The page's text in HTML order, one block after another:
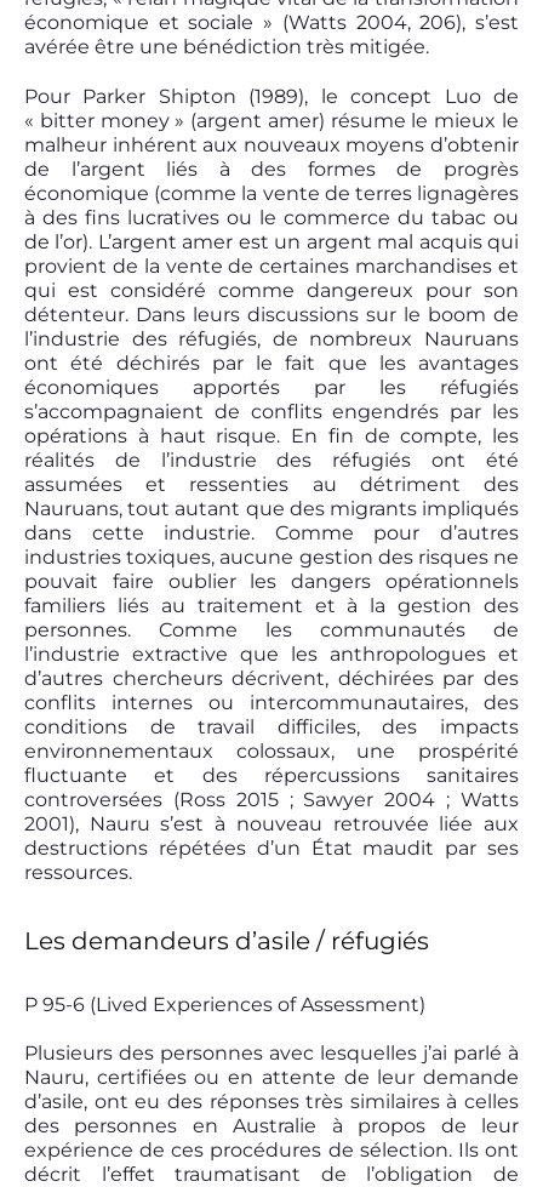
économique et sociale » (Watts 2004, 206), s’est
avérée être une bénédiction très mitigée.
Pour Parker Shipton (1989), le concept Luo de
« bitter money » (argent amer) résume le mieux le
malheur inhérent aux nouveaux moyens d’obtenir
de l’argent liés à des formes de progrès
économique (comme la vente de terres lignagères
à des fins lucratives ou le commerce du tabac ou
de l’or). L’argent amer est un argent mal acquis qui
provient de la vente de certaines marchandises et
qui est considéré comme dangereux pour son
détenteur. Dans leurs discussions sur le boom de
l’industrie des réfugiés, de nombreux Nauruans
ont été déchirés par le fait que les avantages
économiques apportés par les réfugiés
s’accompagnaient de conflits engendrés par les
opérations à haut risque. En fin de compte, les
réalités de l’industrie des réfugiés ont été
assumées et ressenties au détriment des
Nauruans, tout autant que des migrants impliqués
dans cette industrie. Comme pour d’autres
industries toxiques, aucune gestion des risques ne
pouvait faire oublier les dangers opérationnels
familiers liés au traitement et à la gestion des
personnes. Comme les communautés de
l’industrie extractive que les anthropologues et
d’autres chercheurs décrivent, déchirées par des
conflits internes ou intercommunautaires, des
conditions de travail difficiles, des impacts
environnementaux colossaux, une prospérité
fluctuante et des répercussions sanitaires
controversées (Ross 2015 ; Sawyer 2004 ; Watts
2001), Nauru s’est à nouveau retrouvée liée aux
destructions répétées d’un État maudit par ses
ressources.
Les demandeurs d’asile / réfugiés
P 95-6 (Lived Experiences of Assessment)
Plusieurs des personnes avec lesquelles j’ai parlé à
Nauru, certifiées ou en attente de leur demande
d’asile, ont eu des réponses très similaires à celles
des personnes en Australie à propos de leur
expérience de ces procédures de sélection. Ils ont
décrit l’effet traumatisant de l’obligation de